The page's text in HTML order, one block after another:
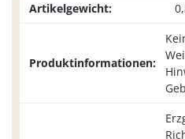
Artikelgewicht:
Produktinformationen: